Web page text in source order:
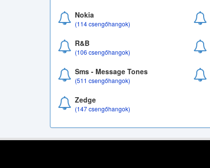
Nokia
(114 csengőhangok)
R&B
(106 csengőhangok)
Sms - Message Tones
(511 csengőhangok)
Zedge
(147 csengőhangok)